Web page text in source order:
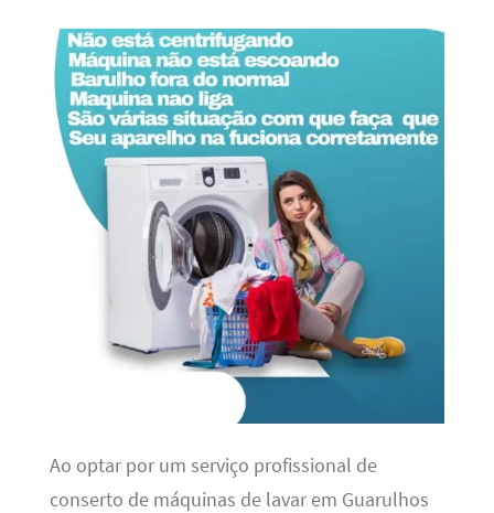
Ao optar por um serviço profissional de
conserto de máquinas de lavar em Guarulhos